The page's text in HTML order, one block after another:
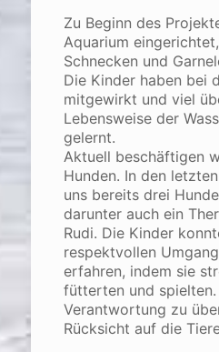
Zu Beginn des
Aquarium
Schnecken und
Die Kinder haben bei
mitgewirkt und viel
Lebensweise der
gelernt.
Aktuell beschäftigen
Hunden. In den
uns bereits drei
darunter auch ein
Rudi. Die Kinder
respektvollen
erfahren, indem sie
fütterten und
Verantwortung zu
Rücksicht auf die